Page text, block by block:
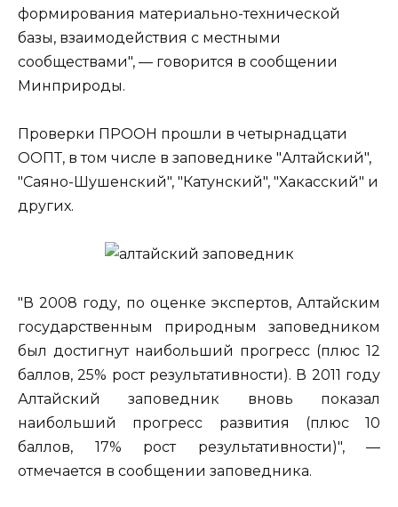
формирования материально-технической
базы, взаимодействия с местными
сообществами", — говорится в сообщении
Минприроды.
Проверки ПРООН прошли в четырнадцати
ООПТ, в том числе в заповеднике "Алтайский",
"Саяно-Шушенский", "Катунский", "Хакасский" и
других.
"В 2008 году, по оценке экспертов, Алтайским
государственным природным заповедником
был достигнут наибольший прогресс (плюс 12
баллов, 25% рост результативности). В 2011 году
Алтайский заповедник вновь показал
наибольший прогресс развития (плюс 10
баллов, 17% рост результативности)", —
отмечается в сообщении заповедника.